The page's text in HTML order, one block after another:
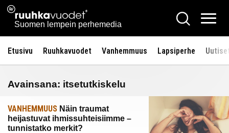
Siirry
sisältöön
Ruuhkavuodet.fi
Suomen lempein perhemedia
Hae
Etusivu Ruuhkavuodet Vanhemmuus Lapsiperhe
Avainsana: itsetutkiskelu
VANHEMMUUS Näin traumat
heijastuvat ihmissuhteisiimme –
tunnistatko merkit?